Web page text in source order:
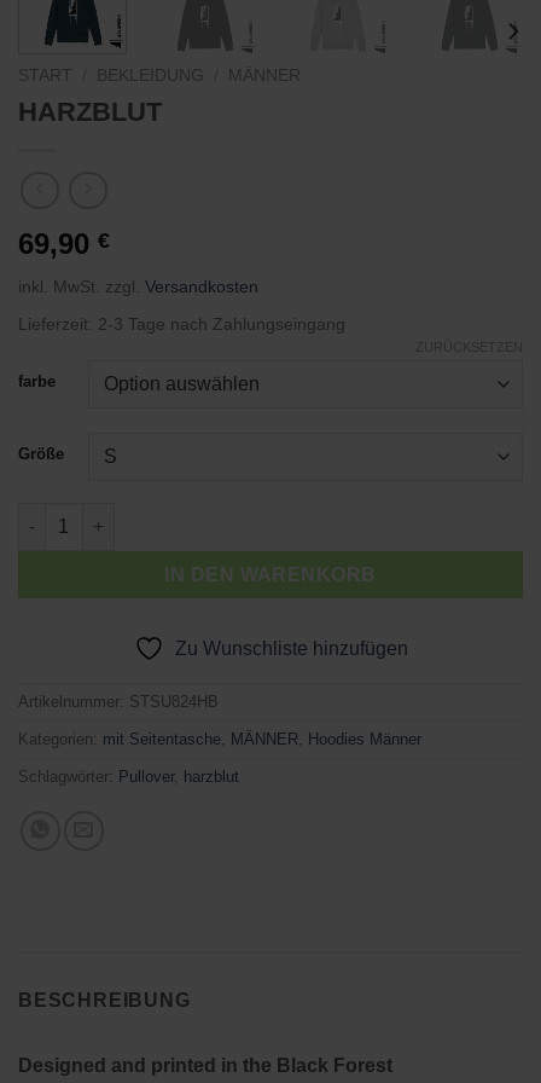
START BEKLEIDUNG MÄNNER
HARZBLUT
69,90 €
inkl. MwSt. zzgl. Versandkosten
Lieferzeit: 2-3 Tage nach Zahlungseingang
farbe
Größe
HARZBLUT Menge
IN DEN WARENKORB
Zu Wunschliste hinzufügen
Artikelnummer: STSU824HB
Kategorien: mit Seitentasche MÄNNER Hoodies Männer
Schlagwörter: Pullover, harzblut
BESCHREIBUNG
Designed and printed in the Black Forest